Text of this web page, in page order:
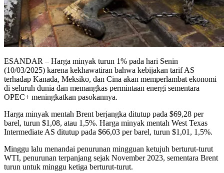
ESANDAR – Harga minyak turun 1% pada hari Senin
(10/03/2025) karena kekhawatiran bahwa kebijakan tarif AS
terhadap Kanada, Meksiko, dan Cina akan memperlambat ekonomi
di seluruh dunia dan memangkas permintaan energi sementara
OPEC+ meningkatkan pasokannya.
Harga minyak mentah Brent berjangka ditutup pada $69,28 per
barel, turun $1,08, atau 1,5%. Harga minyak mentah West Texas
Intermediate AS ditutup pada $66,03 per barel, turun $1,01, 1,5%.
Minggu lalu menandai penurunan mingguan ketujuh berturut-turut
WTI, penurunan terpanjang sejak November 2023, sementara Brent
turun untuk minggu ketiga berturut-turut.